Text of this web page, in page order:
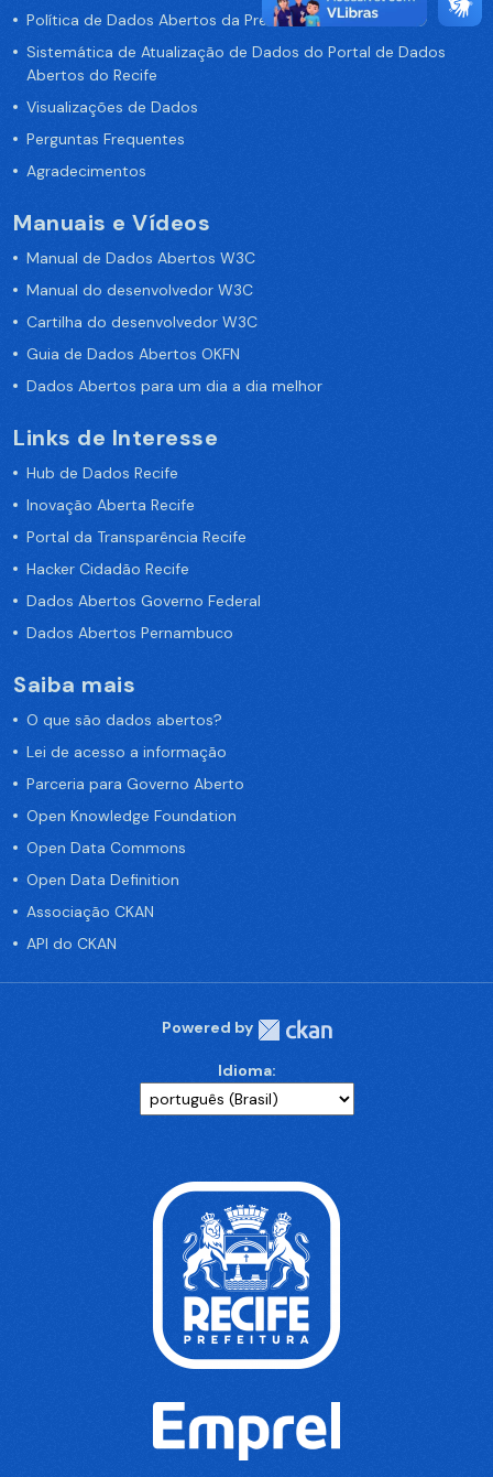
Política de Dados Abertos da Prefeitura do Recife
Sistemática de Atualização de Dados do Portal de Dados
Abertos do Recife
Visualizações de Dados
Perguntas Frequentes
Agradecimentos
Manuais e Vídeos
Manual de Dados Abertos W3C
Manual do desenvolvedor W3C
Cartilha do desenvolvedor W3C
Guia de Dados Abertos OKFN
Dados Abertos para um dia a dia melhor
Links de Interesse
Hub de Dados Recife
Inovação Aberta Recife
Portal da Transparência Recife
Hacker Cidadão Recife
Dados Abertos Governo Federal
Dados Abertos Pernambuco
Saiba mais
O que são dados abertos?
Lei de acesso a informação
Parceria para Governo Aberto
Open Knowledge Foundation
Open Data Commons
Open Data Definition
Associação CKAN
API do CKAN
Powered by
Idioma